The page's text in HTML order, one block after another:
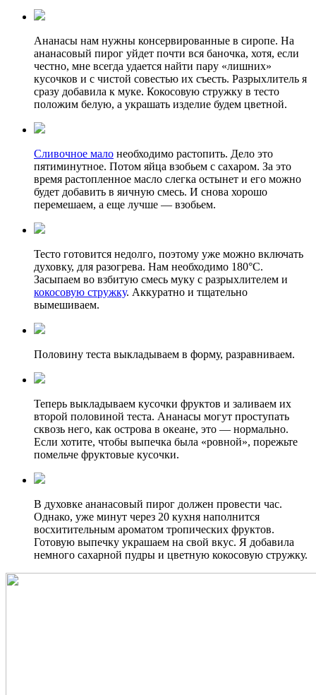
Ананасы нам нужны консервированные в сиропе. На
ананасовый пирог уйдет почти вся баночка, хотя, если
честно, мне всегда удается найти пару «лишних»
кусочков и с чистой совестью их съесть. Разрыхлитель я
сразу добавила к муке. Кокосовую стружку в тесто
положим белую, а украшать изделие будем цветной.
Сливочное мало необходимо растопить. Дело это
пятиминутное. Потом яйца взобьем с сахаром. За это
время растопленное масло слегка остынет и его можно
будет добавить в яичную смесь. И снова хорошо
перемешаем, а еще лучше — взобьем.
Тесто готовится недолго, поэтому уже можно включать
духовку, для разогрева. Нам необходимо 180°C.
Засыпаем во взбитую смесь муку с разрыхлителем и
кокосовую стружку. Аккуратно и тщательно
вымешиваем.
Половину теста выкладываем в форму, разравниваем.
Теперь выкладываем кусочки фруктов и заливаем их
второй половиной теста. Ананасы могут проступать
сквозь него, как острова в океане, это — нормально.
Если хотите, чтобы выпечка была «ровной», порежьте
помельче фруктовые кусочки.
В духовке ананасовый пирог должен провести час.
Однако, уже минут через 20 кухня наполнится
восхитительным ароматом тропических фруктов.
Готовую выпечку украшаем на свой вкус. Я добавила
немного сахарной пудры и цветную кокосовую стружку.